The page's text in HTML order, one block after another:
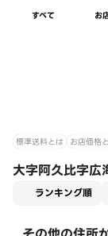
すべて お
標準送料とは お店価格
大字阿久比字広
ランキング順